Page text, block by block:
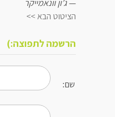
—ג’ון וונאמייקר
הציטוט הבא >>
הרשמה לתפוצה:)
שם: